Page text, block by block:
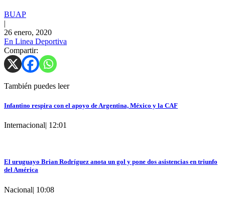
BUAP
|
26 enero, 2020
En Linea Deportiva
Compartir:
También puedes leer
Infantino respira con el apoyo de Argentina, México y la CAF
Internacional| 12:01
El uruguayo Brian Rodríguez anota un gol y pone dos asistencias en triunfo
del América
Nacional| 10:08